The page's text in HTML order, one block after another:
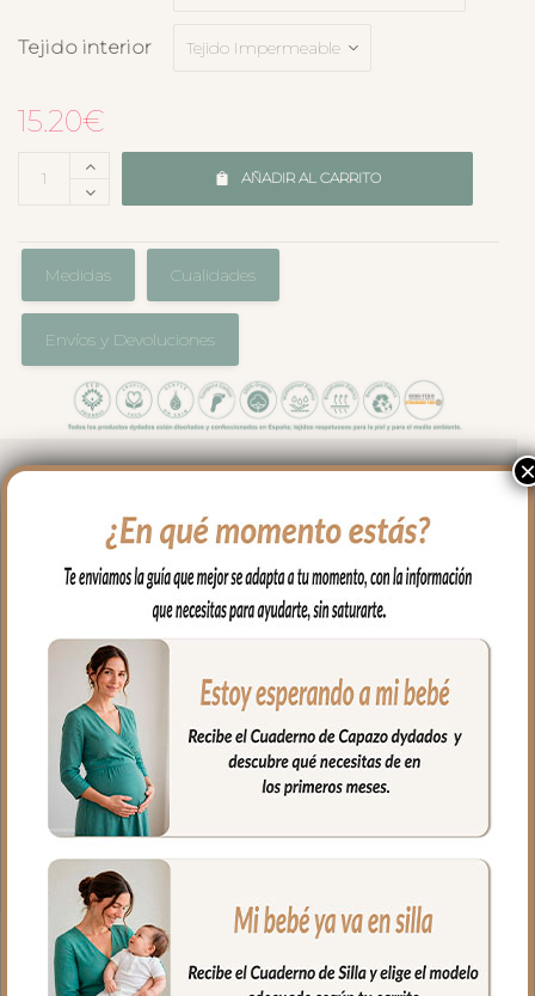
Tejido interior
15.20€
AÑADIR AL CARRITO
Medidas Cualidades
Envíos y Devoluciones
el bolso en los paseos y salidas con tu
bebé. Cambiador en tejido estampado
muy resistente e impermeable.
En el interior tejido blanco e impermeable
para los posibles escapes del bebé.
Muy fácil de limpiar por ambos lados,
puedes limpiar con paño húmedo y
cuando necesites puedes lavar en
lavadora, siempre agua fría, jabones no
abrasivos y secado al natural.
Medidas: 38 x 58 cms
×